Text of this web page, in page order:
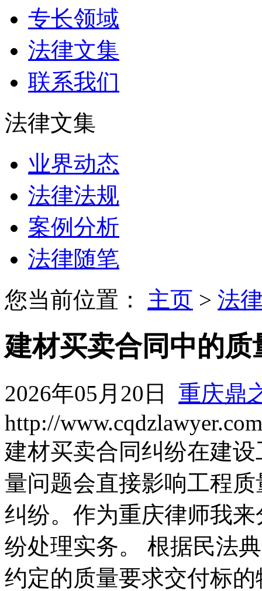
专长领域
法律文集
联系我们
法律文集
业界动态
法律法规
案例分析
法律随笔
您当前位置： 主页 > 法
建材买卖合同中的
2026年05月20日 重庆鼎
http://www.cqdzlawyer.com
建材买卖合同纠纷在建
量问题会直接影响工程
纠纷。作为重庆律师我
纷处理实务。 根据民法
约定的质量要求交付标